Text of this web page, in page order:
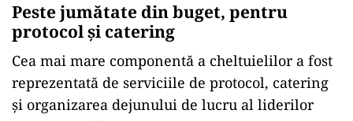
Peste jumătate din buget, pentru
protocol și catering
Cea mai mare componentă a cheltuielilor a fost
reprezentată de serviciile de protocol, catering
și organizarea dejunului de lucru al liderilor